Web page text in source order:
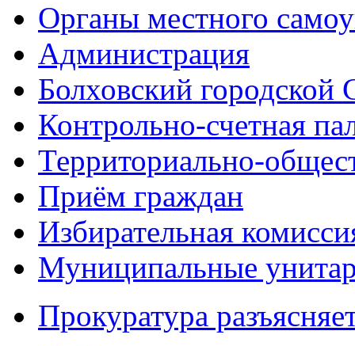
Органы местного
Администрация
Болховский городской
Контрольно-счетная
Территориально-
Приём граждан
Избирательная
Муниципальные
Прокуратура